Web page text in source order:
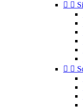
 
 